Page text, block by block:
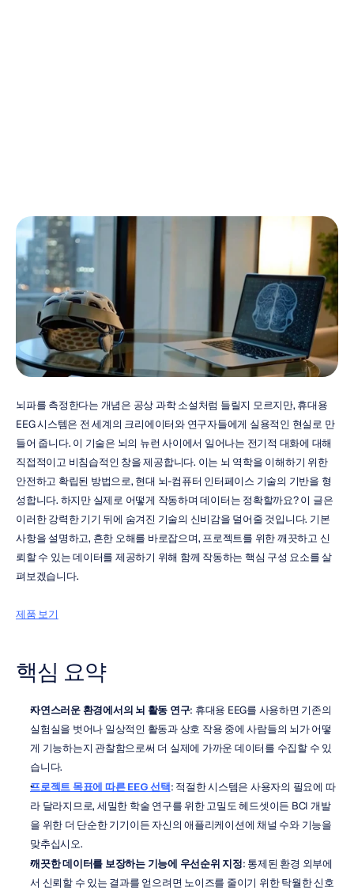
뇌파를 측정한다는 개념은 공상 과학 소설처럼 들릴지 모르지만, 휴대용
EEG 시스템은 전 세계의 크리에이터와 연구자들에게 실용적인 현실로 만
들어 줍니다. 이 기술은 뇌의 뉴런 사이에서 일어나는 전기적 대화에 대해
직접적이고 비침습적인 창을 제공합니다. 이는 뇌 역학을 이해하기 위한
안전하고 확립된 방법으로, 현대 뇌-컴퓨터 인터페이스 기술의 기반을 형
성합니다. 하지만 실제로 어떻게 작동하며 데이터는 정확할까요? 이 글은
이러한 강력한 기기 뒤에 숨겨진 기술의 신비감을 덜어줄 것입니다. 기본
사항을 설명하고, 흔한 오해를 바로잡으며, 프로젝트를 위한 깨끗하고 신
뢰할 수 있는 데이터를 제공하기 위해 함께 작동하는 핵심 구성 요소를 살
펴보겠습니다.
제품 보기
핵심 요약
자연스러운 환경에서의 뇌 활동 연구: 휴대용 EEG를 사용하면 기존의
실험실을 벗어나 일상적인 활동과 상호 작용 중에 사람들의 뇌가 어떻
게 기능하는지 관찰함으로써 더 실제에 가까운 데이터를 수집할 수 있
습니다.
프로젝트 목표에 따른 EEG 선택: 적절한 시스템은 사용자의 필요에 따
라 달라지므로, 세밀한 학술 연구를 위한 고밀도 헤드셋이든 BCI 개발
을 위한 더 단순한 기기이든 자신의 애플리케이션에 채널 수와 기능을
맞추십시오.
깨끗한 데이터를 보장하는 기능에 우선순위 지정: 통제된 환경 외부에
서 신뢰할 수 있는 결과를 얻으려면 노이즈를 줄이기 위한 탁월한 신호